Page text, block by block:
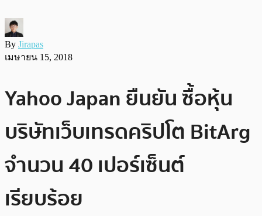
By Jirapas
เมษายน 15, 2018
Yahoo Japan ยืนยัน ซื้อหุ้น
บริษัทเว็บเทรดคริปโต BitArg
จำนวน 40 เปอร์เซ็นต์
เรียบร้อย